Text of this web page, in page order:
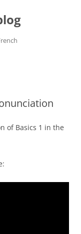
of Basics 1 in the